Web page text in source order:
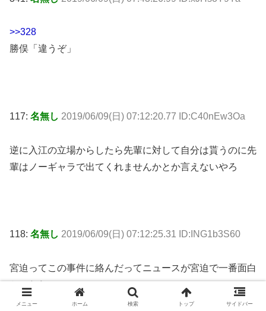
>>328
勝俣「違うぞ」
117: 名無し 2019/06/09(日) 07:12:20.77 ID:C40nEw3Oa
逆に入江の立場からしたら先輩に対して自分は貰うのに先
輩はノーギャラで出てくれませんかとか言えないやろ
118: 名無し 2019/06/09(日) 07:12:25.31 ID:ING1b3S60
宮迫ってこの事件に絡んだってニュースが宮迫で一番面白
かったわ
メニュー ホーム 検索 トップ サイドバー